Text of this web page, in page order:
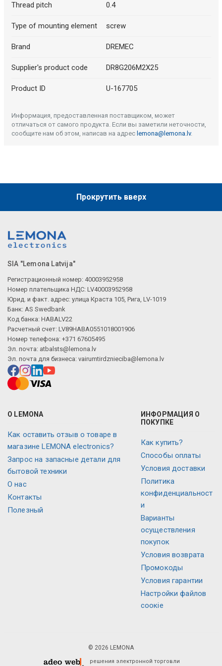
Thread pitch 0.4
Type of mounting element screw
Brand DREMEC
Supplier's product code DR8G206M2X25
Product ID U-167705
Информация, предоставленная поставщиком, может
отличаться от самого продукта. Если вы заметили неточности,
сообщите нам об этом, написав на адрес lemona@lemona.lv.
Прокрутить вверх
SIA "Lemona Latvija"
Регистрационный номер: 40003952958
Номер плательщика НДС: LV40003952958
Юрид. и факт. адрес: улица Краста 105, Рига, LV-1019
Банк: AS Swedbank
Код банка: HABALV22
Расчетный счет: LV89HABA0551018001906
Номер телефона: +371 67605495
Эл. почта: atbalsts@lemona.lv
Эл. почта для бизнеса: vairumtirdznieciba@lemona.lv
О LEMONA
Как оставить отзыв о товаре в
магазине LEMONA electronics?
Запрос на запасные детали для
бытовой техники
О нас
Контакты
Полезный
ИНФОРМАЦИЯ О
ПОКУПКЕ
Как купить?
Способы оплаты
Условия доставки
Политика
конфиденциальност
и
Варианты
осуществления
покупок
Условия возврата
Промокоды
Условия гарантии
Настройки файлов
соокіе
© 2026 LEMONA
решения электронной торговли